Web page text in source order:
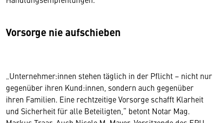
Vorsorge nie aufschieben
„Unternehmer:innen stehen täglich in der Pflicht – nicht nur
gegenüber ihren Kund:innen, sondern auch gegenüber
ihren Familien. Eine rechtzeitige Vorsorge schafft Klarheit
und Sicherheit für alle Beteiligten,“ betont Notar Mag.